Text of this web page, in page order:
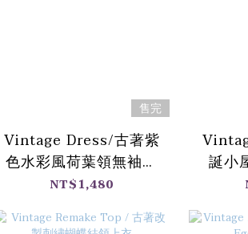
售完
Vintage Dress/古著紫
色水彩風荷葉領無袖洋
裝
NT$1,480
誕小